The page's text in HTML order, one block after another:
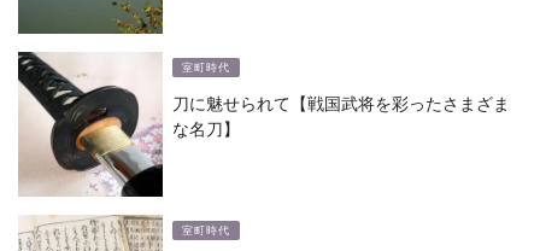
室町時代
刀に魅せられて【戦国武将を彩ったさまざま
な名刀】
室町時代